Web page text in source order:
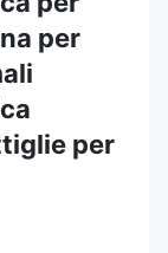
per
per